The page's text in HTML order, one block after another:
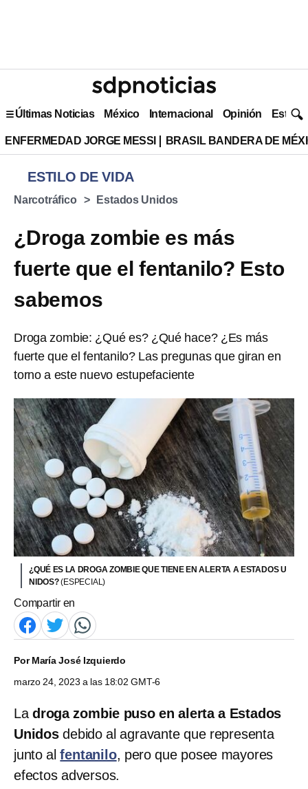
Últimas Noticias México Internacional Opinión Estilo
ENFERMEDAD JORGE MESSI BRASIL BANDERA DE
ESTILO DE VIDA
Narcotráfico Estados Unidos
¿Droga zombie es más
fuerte que el fentanilo? Esto
sabemos
Droga zombie: ¿Qué es? ¿Qué hace? ¿Es más
fuerte que el fentanilo? Las pregunas que giran en
torno a este nuevo estupefaciente
¿QUÉ ES LA DROGA ZOMBIE QUE TIENE EN ALERTA A ESTADOS U
NIDOS?(ESPECIAL)
Compartir en
PorMaría José Izquierdo
marzo 24, 2023 a las 18:02 GMT-6
La droga zombie puso en alerta a Estados
Unidosdebido al agravante que representa
junto alfentanilo, pero que posee mayores
efectos adversos.